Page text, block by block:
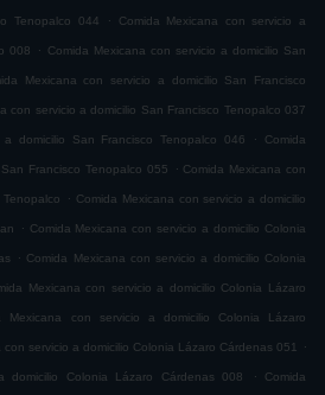
Tenopalco 044 . Comida Mexicana con servicio a
008 . Comida Mexicana con servicio a domicilio San
Mexicana con servicio a domicilio San Francisco
con servicio a domicilio San Francisco Tenopalco 037
a domicilio San Francisco Tenopalco 046 . Comida
Francisco Tenopalco 055 . Comida Mexicana con
. Comida Mexicana con servicio a domicilio
. Comida Mexicana con servicio a domicilio Colonia
. Comida Mexicana con servicio a domicilio Colonia
Mexicana con servicio a domicilio Colonia Lázaro
Mexicana con servicio a domicilio Colonia Lázaro
con servicio a domicilio Colonia Lázaro Cárdenas 051 .
domicilio Colonia Lázaro Cárdenas 008 . Comida